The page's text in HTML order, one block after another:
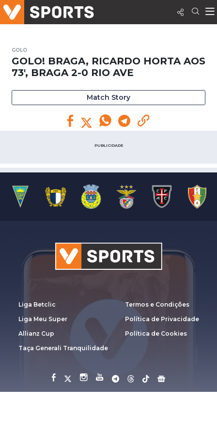
GOLO
GOLO! BRAGA, RICARDO HORTA AOS
73', BRAGA 2-0 RIO AVE
Match Story
PUBLICIDADE
Liga Betclic
Liga Meu Super
Allianz Cup
Taça Generali Tranquilidade
Termos e Condições
Política de Privacidade
Política de Cookies